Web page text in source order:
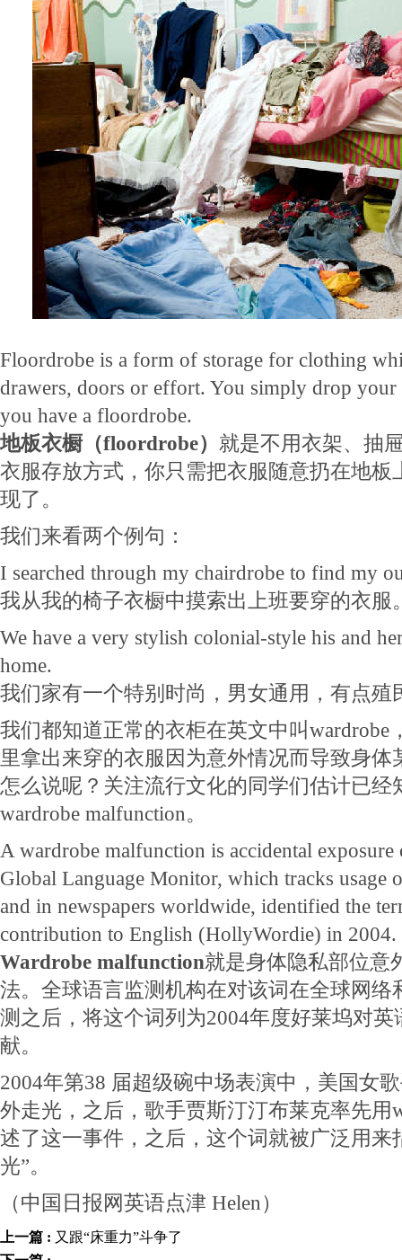
Floordrobe is a form of storage for clothing
drawers, doors or effort. You simply drop
you have a floordrobe.
地板衣橱（floordrobe） 就是不用衣架、抽
衣服存放方式，你只需把衣服随意扔在地板
现了。
我们来看两个例句：
I searched through my chairdrobe to find my
我从我的椅子衣橱中摸索出上班要穿的衣服
We have a very stylish colonial-style his and
home.
我们家有一个特别时尚，男女通用，有点殖
我们都知道正常的衣柜在英文中叫wardrobe
里拿出来穿的衣服因为意外情况而导致身体
怎么说呢？关注流行文化的同学们估计已经
wardrobe malfunction。
A wardrobe malfunction is accidental exposure
Global Language Monitor, which tracks usage
and in newspapers worldwide, identified the
contribution to English (HollyWordie) in 2004.
Wardrobe malfunction就是身体隐私部位意
法。全球语言监测机构在对该词在全球网络
测之后，将这个词列为2004年度好莱坞对
献。
2004年第38 届超级碗中场表演中，美国女
外走光，之后，歌手贾斯汀汀布莱克率先用
述了这一事件，之后，这个词就被广泛用来
光”。
（中国日报网英语点津 Helen）
上一篇 : 又跟“床重力”斗争了